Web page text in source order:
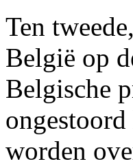
Ten
België op
Belgische
worden